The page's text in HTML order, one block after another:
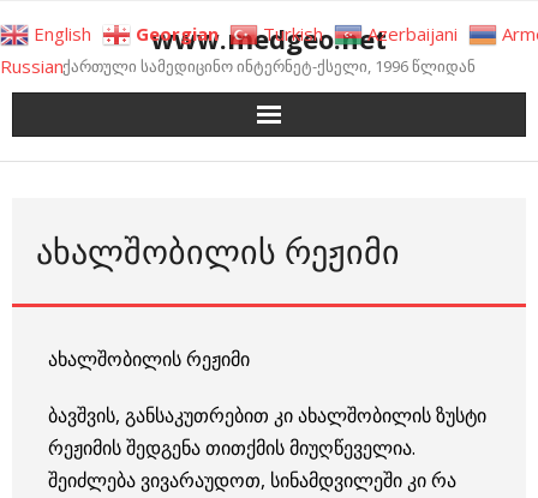
to
content
www.medgeo.net
ქართული სამედიცინო ინტერნეტ-ქსელი, 1996 წლიდან
ᲐᲮᲐᲚᲨᲝᲑᲘᲚᲘᲡ ᲠᲔᲟᲘᲛᲘ
ახალშობილის რეჟიმი
ბავშვის, განსაკუთრებით კი ახალშობილის ზუსტი
რეჟიმის შედგენა თითქმის მიუღწეველია.
შეიძლება ვივარაუდოთ, სინამდვილეში კი რა
English Georgian Turkish Azerbaijani
Russian